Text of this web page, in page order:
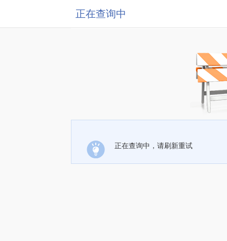
正在查询中
正在查询中，请刷新重试